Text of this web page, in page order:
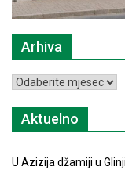
Arhiva
Arhiva
Aktuelno
U Azizija džamiji u